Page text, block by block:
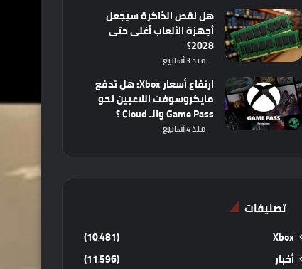
هل نقص الذاكرة سيجعل
أجهزة الألعاب أغلى حتى
2028؟
منذ 3 أسابيع
ارتفاع أسعار Xbox: هل تدفع
مايكروسوفت اللاعبين نحو
Game Pass والـ Cloud ؟
منذ 4 أسابيع
تصنيفات
Xbox
(10٬481)
أخبار
(11٬596)